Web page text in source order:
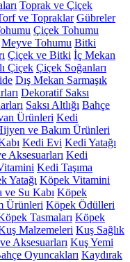
Toprak ve Çiçek
ve Topraklar Gübreler
Çiçek Tohumu
Meyve Tohumu Bitki
Çiçek ve Bitki İç Mekan
Çiçek Çiçek Soğanları
Dış Mekan Sarmaşık
Dekoratif Saksı
Saksı Altlığı Bahçe
Ürünleri Kedi
ve Bakım Ürünleri
Kedi Evi Kedi Yatağı
Aksesuarları Kedi
Kedi Taşıma
Yatağı Köpek Vitamini
Su Kabı Köpek
Ürünleri Köpek Ödülleri
Tasmaları Köpek
Malzemeleri Kuş Sağlık
Aksesuarları Kuş Yemi
Oyuncakları Kaydırak